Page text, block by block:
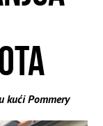
kući Pommery